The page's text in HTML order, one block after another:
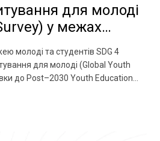
для молоді
у межах
Agenda
молоді та студентів SDG 4
для молоді (Global Youth
до Post–2030 Youth Education